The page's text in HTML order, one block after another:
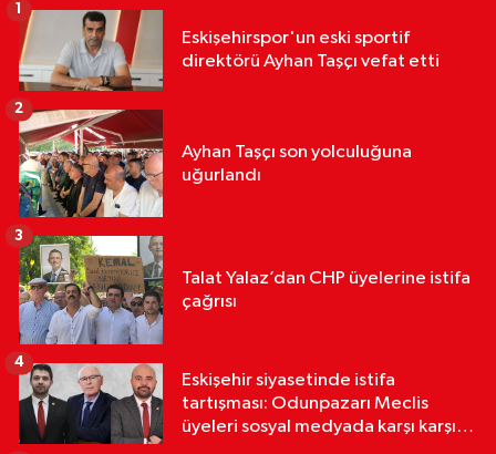
Eskişehirspor'un eski sportif
direktörü Ayhan Taşçı vefat etti
1
Ayhan Taşçı son yolculuğuna
uğurlandı
2
Talat Yalaz’dan CHP üyelerine istifa
çağrısı
3
Eskişehir siyasetinde istifa
tartışması: Odunpazarı Meclis
üyeleri sosyal medyada karşı karşıya
4